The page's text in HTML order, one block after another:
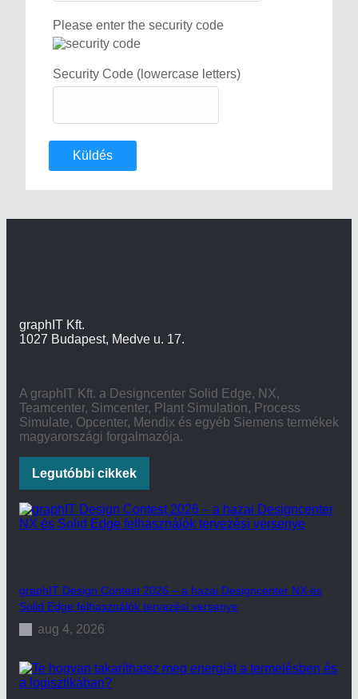
Please enter the security code
Security Code (lowercase letters)
Küldés
graphIT Kft.
1027 Budapest, Medve u. 17.
A graphIT Kft. a Designcenter Solid Edge, NX,
Teamcenter, Simcenter, Plant Simulation, Process
Simulate, Opcenter, Mendix és egyéb Siemens termékek
magyarországi forgalmazója.
Legutóbbi cikkek
graphIT Design Contest 2026 – a hazai Designcenter NX és
Solid Edge felhasználók tervezési versenye
aug 4, 2026